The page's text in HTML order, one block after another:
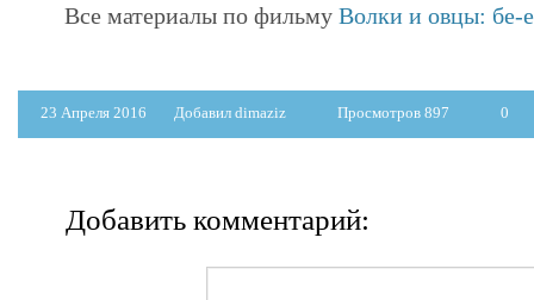
Все материалы по фильму Волки и овцы: бе-
23 Апреля 2016 Добавил dimaziz Просмотров 897 0
Добавить комментарий: